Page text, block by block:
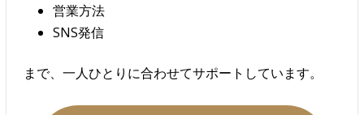
営業方法
SNS発信
まで、一人ひとりに合わせてサポートしています。